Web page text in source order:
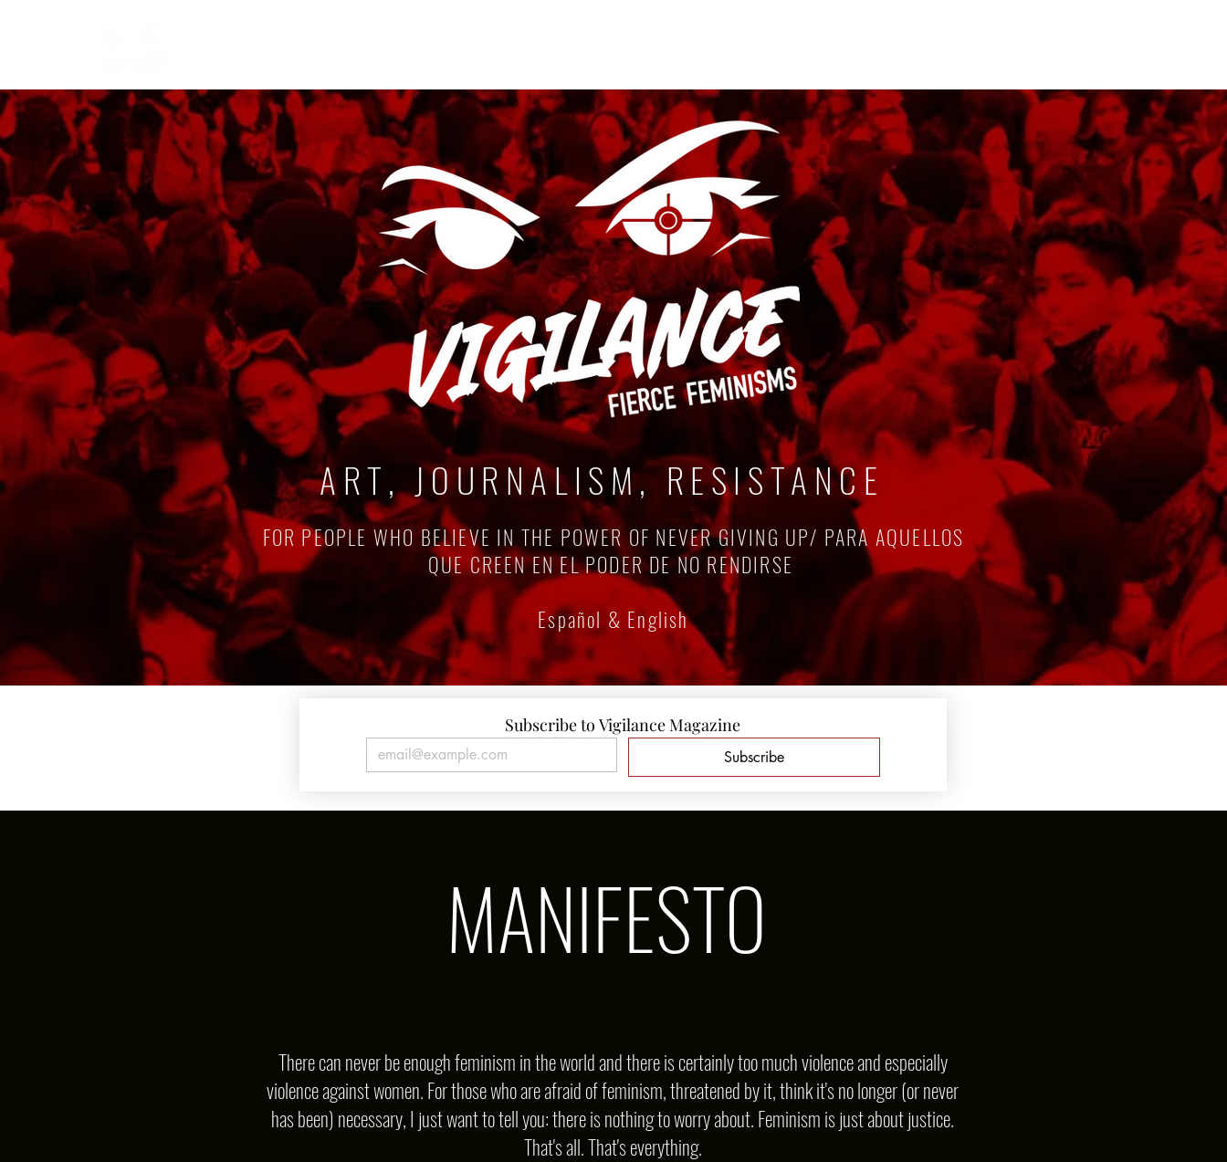
ART, JOURNALISM, RESISTANCE
FOR PEOPLE WHO BELIEVE IN THE POWER OF NEVER GIVING UP/ PARA AQUELLOS
QUE CREEN EN EL PODER DE NO RENDIRSE
Español & English
Subscribe to Vigilance Magazine
Subscribe
MANIFESTO
There can never be enough feminism in the world and there is certainly too much violence and especially
violence against women. For those who are afraid of feminism, threatened by it, think it's no longer (or never
has been) necessary, I just want to tell you: there is nothing to worry about. Feminism is just about justice.
That's all. That's everything.